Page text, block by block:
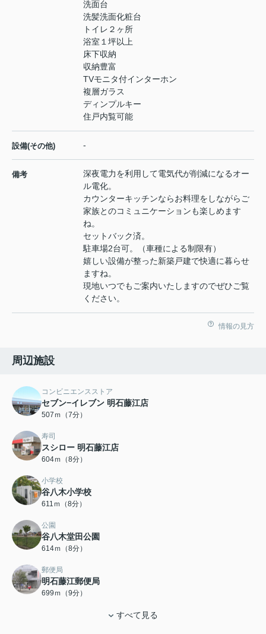
洗面台
洗髪洗面化粧台
トイレ２ヶ所
浴室１坪以上
床下収納
収納豊富
TVモニタ付インターホン
複層ガラス
ディンプルキー
住戸内覧可能
設備(その他) -
備考
深夜電力を利用して電気代が削減になるオー
ル電化。
カウンターキッチンならお料理をしながらご
家族とのコミュニケーションも楽しめます
ね。
セットバック済。
駐車場2台可。（車種による制限有）
嬉しい設備が整った新築戸建で快適に暮らせ
ますね。
現地いつでもご案内いたしますのでぜひご覧
ください。
情報の見方
周辺施設
コンビニエンスストア
セブン−イレブン 明石藤江店
507ｍ（7分）
寿司
スシロー 明石藤江店
604ｍ（8分）
小学校
谷八木小学校
611ｍ（8分）
公園
谷八木堂田公園
614ｍ（8分）
郵便局
明石藤江郵便局
699ｍ（9分）
すべて見る